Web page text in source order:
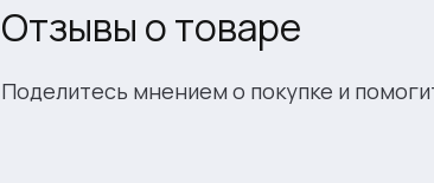
Отзывы о товаре
Поделитесь мнением о покупке и